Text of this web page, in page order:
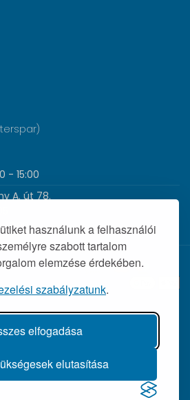
használunk a felhasználói
szabott tartalom
elemzése érdekében.
szabályzatunk.
elfogadása
elutasítása
- 15:00
A. út 78.
Kft. |